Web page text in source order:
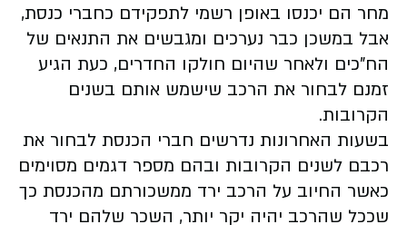
מחר הם יכנסו באופן רשמי לתפקידם כחברי כנסת,
אבל במשכן כבר נערכים ומגבשים את התנאים של
הח"כים ולאחר שהיום חולקו החדרים, כעת הגיע
זמנם לבחור את הרכב שישמש אותם בשנים
הקרובות.
בשעות האחרונות נדרשים חברי הכנסת לבחור את
רכבם לשנים הקרובות ובהם מספר דגמים מסוימים
כאשר החיוב על הרכב ירד ממשכורתם מהכנסת כך
שככל שהרכב יהיה יקר יותר, השכר שלהם ירד